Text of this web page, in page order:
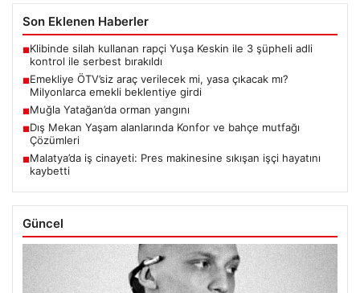
Son Eklenen Haberler
■Klibinde silah kullanan rapçi Yuşa Keskin ile 3 şüpheli adli
kontrol ile serbest bırakıldı
■Emekliye ÖTV’siz araç verilecek mi, yasa çıkacak mı?
Milyonlarca emekli beklentiye girdi
■Muğla Yatağan’da orman yangını
■Dış Mekan Yaşam alanlarında Konfor ve bahçe mutfağı
Çözümleri
■Malatya’da iş cinayeti: Pres makinesine sıkışan işçi hayatını
kaybetti
Güncel